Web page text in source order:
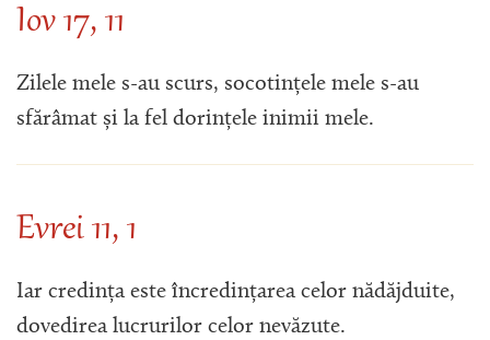
Iov 17, 11
Zilele mele s-au scurs, socotințele mele s-au
sfărâmat și la fel dorințele inimii mele.
Evrei 11, 1
Iar credința este încredințarea celor nădăjduite,
dovedirea lucrurilor celor nevăzute.